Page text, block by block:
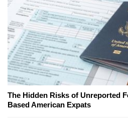
The Hidden Risks of Unreported
Based American Expats